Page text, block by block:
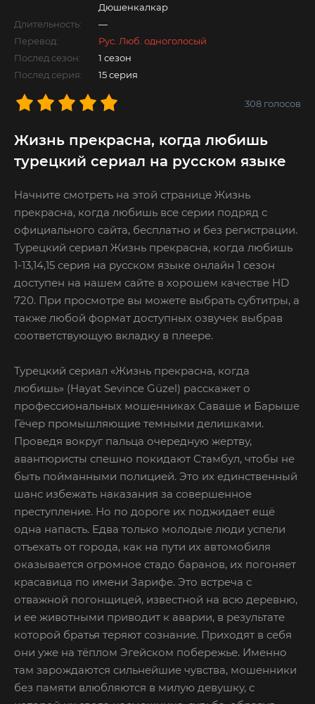
Дюшенкалкар
Длительность:
—
Перевод:
Рус. Люб. одноголосый
Послед.сезон:
1 сезон
Послед.серия:
15 серия
308 голосов
Жизнь прекрасна, когда любишь
турецкий сериал на русском языке
Начните смотреть на этой странице Жизнь
прекрасна, когда любишь все серии подряд с
официального сайта, бесплатно и без регистрации.
Турецкий сериал Жизнь прекрасна, когда любишь
1-13,14,15 серия на русском языке онлайн 1 сезон
доступен на нашем сайте в хорошем качестве HD
720. При просмотре вы можете выбрать субтитры, а
также любой формат доступных озвучек выбрав
соответствующую вкладку в плеере.
Турецкий сериал «Жизнь прекрасна, когда
любишь» (Hayat Sevince Güzel) расскажет о
профессиональных мошенниках Саваше и Барыше
Гёчер промышляющие темными делишками.
Проведя вокруг пальца очередную жертву,
авантюристы спешно покидают Стамбул, чтобы не
быть пойманными полицией. Это их единственный
шанс избежать наказания за совершенное
преступление. Но по дороге их поджидает ещё
одна напасть. Едва только молодые люди успели
отъехать от города, как на пути их автомобиля
оказывается огромное стадо баранов, их погоняет
красавица по имени Зарифе. Это встреча с
отважной погонщицей, известной на всю деревню,
и ее животными приводит к аварии, в результате
которой братья теряют сознание. Приходят в себя
они уже на тёплом Эгейском побережье. Именно
там зарождаются сильнейшие чувства, мошенники
без памяти влюбляются в милую девушку, с